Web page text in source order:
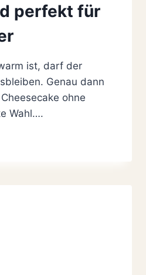
perfekt für
ist, darf der
Genau dann
ohne
Wahl….